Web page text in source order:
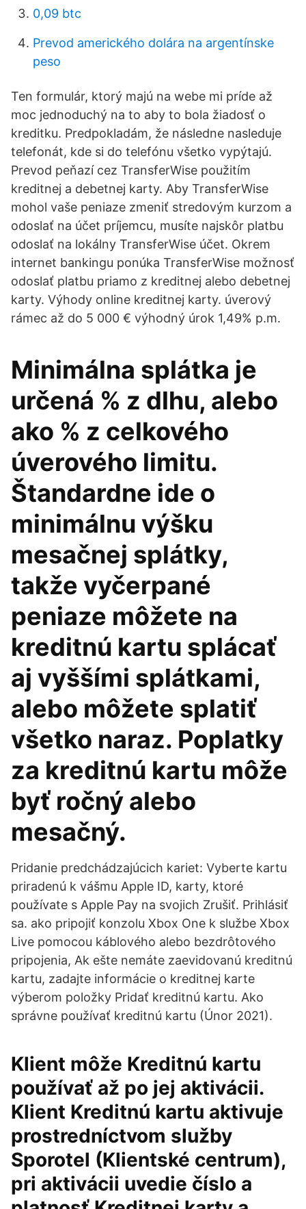
0,09 btc
Prevod amerického dolára na argentínske
peso
Ten formulár, ktorý majú na webe mi príde až
moc jednoduchý na to aby to bola žiadosť o
kreditku. Predpokladám, že následne nasleduje
telefonát, kde si do telefónu všetko vypýtajú.
Prevod peňazí cez TransferWise použitím
kreditnej a debetnej karty. Aby TransferWise
mohol vaše peniaze zmeniť stredovým kurzom a
odoslať na účet príjemcu, musíte najskôr platbu
odoslať na lokálny TransferWise účet. Okrem
internet bankingu ponúka TransferWise možnosť
odoslať platbu priamo z kreditnej alebo debetnej
karty. Výhody online kreditnej karty. úverový
rámec až do 5 000 € výhodný úrok 1,49% p.m.
Minimálna splátka je
určená % z dlhu, alebo
ako % z celkového
úverového limitu.
Štandardne ide o
minimálnu výšku
mesačnej splátky,
takže vyčerpané
peniaze môžete na
kreditnú kartu splácať
aj vyššími splátkami,
alebo môžete splatiť
všetko naraz. Poplatky
za kreditnú kartu môže
byť ročný alebo
mesačný.
Pridanie predchádzajúcich kariet: Vyberte kartu
priradenú k vášmu Apple ID, karty, ktoré
používate s Apple Pay na svojich Zrušiť. Prihlásiť
sa. ako pripojiť konzolu Xbox One k službe Xbox
Live pomocou káblového alebo bezdrôtového
pripojenia, Ak ešte nemáte zaevidovanú kreditnú
kartu, zadajte informácie o kreditnej karte
výberom položky Pridať kreditnú kartu. Ako
správne používať kreditnú kartu (Únor 2021).
Klient môže Kreditnú kartu
používať až po jej aktivácii.
Klient Kreditnú kartu aktivuje
prostredníctvom služby
Sporotel (Klientské centrum),
pri aktivácii uvedie číslo a